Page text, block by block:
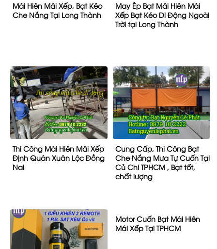
Mái Hiên Mái Xếp, Bạt Kéo
Che Nắng Tại Long Thành
May Ép Bạt Mái Hiên Mái
Xếp Bạt Kéo Di Động Ngoài
Trời tại Long Thành
Thi Công Mái Hiên Mái Xếp
Định Quán Xuân Lộc Đồng
Nai
Cung Cấp, Thi Công Bạt
Che Nắng Mưa Tự Cuốn Tại
Củ Chi TPHCM , Bạt tốt,
chất lượng
Motor Cuốn Bạt Mái Hiên
Mái Xếp Tại TPHCM